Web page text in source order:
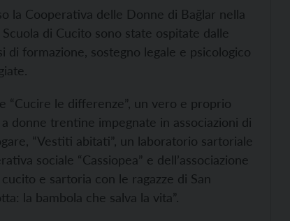
la Cooperativa delle Donne di Bağlar nella
di Cucito sono state ospitate dalle
formazione, sostegno legale e psicologico
“Cucire le differenze”, un vero e proprio
donne trentine impegnate in associazioni di
“Vestiti abitati”, un laboratorio sartoriale
sociale “Cassiopea” e dell’associazione
e sartoria con le ragazze di San
la bambola che salva la vita”.